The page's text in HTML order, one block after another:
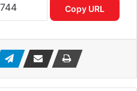
Copy URL